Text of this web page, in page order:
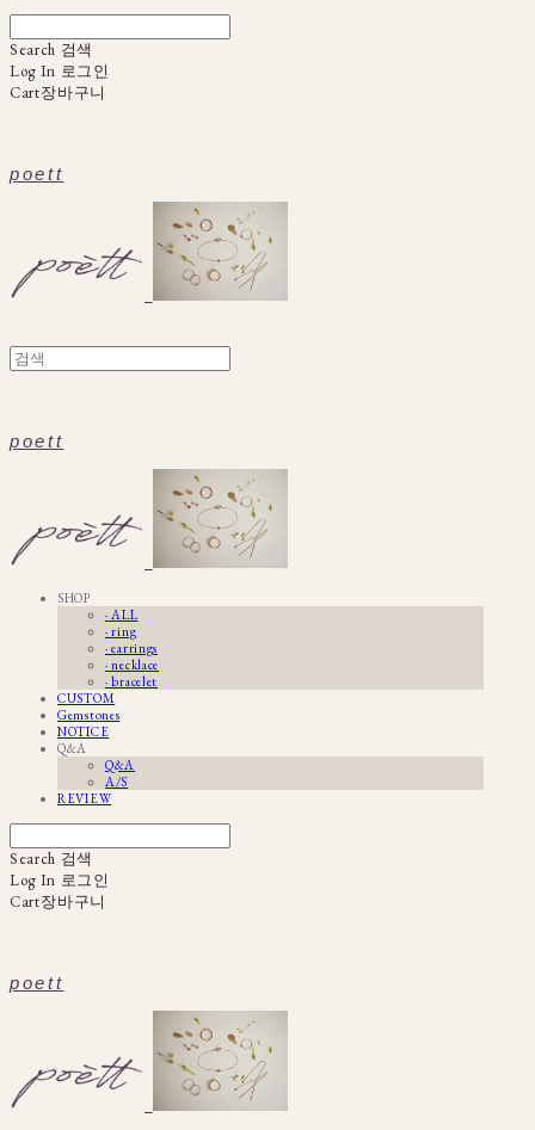
Search 검색
Log In 로그인
Cart장바구니
poett
poett
SHOP
· ALL
· ring
· earrings
· necklace
· bracelet
CUSTOM
Gemstones
NOTICE
Q&A
Q&A
A/S
REVIEW
Search 검색
Log In 로그인
Cart장바구니
poett